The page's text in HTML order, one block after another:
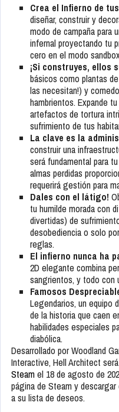
Crea el Infierno de
diseñar, construir y
modo de campaña para
infernal proyectando tu
cero en el modo
¡Si construyes, ellos
básicos como plantas
las necesitan!) y
hambrientos. Expande
artefactos de tortura
sufrimiento de tus
La clave es la
construir una
será fundamental para
almas perdidas
requerirá gestión para
Dales con el látigo!
tu humilde morada con
divertidas) de
desobediencia o solo
reglas.
El infierno nunca ha
2D elegante combina
sangrientos, y todo con
Famosos
Legendarios, un equipo
de la historia que caen
habilidades especiales
diabólica.
Desarrollado por Woodland
Interactive, Hell Architect
Steamel 18 de agosto de
página de Steam y
a su lista de deseos.